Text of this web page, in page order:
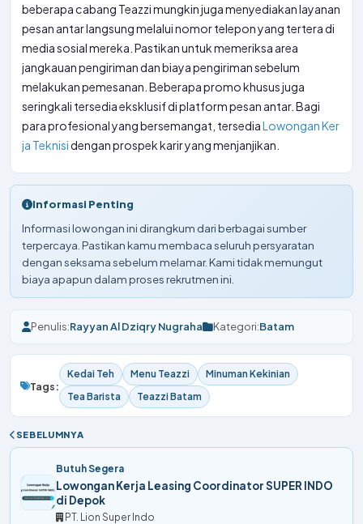
beberapa cabang Teazzi mungkin juga menyediakan layanan
pesan antar langsung melalui nomor telepon yang tertera di
media sosial mereka. Pastikan untuk memeriksa area
jangkauan pengiriman dan biaya pengiriman sebelum
melakukan pemesanan. Beberapa promo khusus juga
seringkali tersedia eksklusif di platform pesan antar. Bagi
para profesional yang bersemangat, tersediaLowongan Ker
ja Teknisidengan prospek karir yang menjanjikan.
Informasi Penting
Informasi lowongan ini dirangkum dari berbagai sumber
terpercaya. Pastikan kamu membaca seluruh persyaratan
dengan seksama sebelum melamar. Kami tidak memungut
biaya apapun dalam proses rekrutmen ini.
Penulis:Rayyan Al Dziqry Nugraha Kategori:Batam
Tags:
Kedai Teh Menu Teazzi
Minuman Kekinian
Tea Barista
Teazzi Batam
SEBELUMNYA
Butuh Segera
Lowongan Kerja Leasing Coordinator SUPER INDO
di Depok
PT. Lion Super Indo